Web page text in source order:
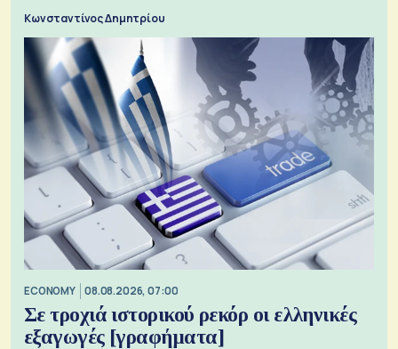
Κωνσταντίνος Δημητρίου
ECONOMY 08.08.2026, 07:00
Σε τροχιά ιστορικού ρεκόρ οι ελληνικές
εξαγωγές [γραφήματα]